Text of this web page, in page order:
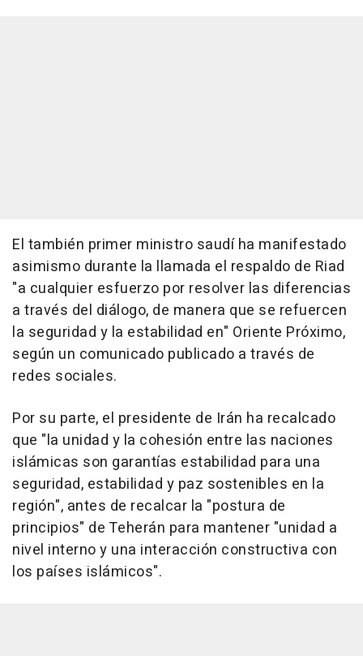
El también primer ministro saudí ha manifestado
asimismo durante la llamada el respaldo de Riad
"a cualquier esfuerzo por resolver las diferencias
a través del diálogo, de manera que se refuercen
la seguridad y la estabilidad en" Oriente Próximo,
según un comunicado publicado a través de
redes sociales.
Por su parte, el presidente de Irán ha recalcado
que "la unidad y la cohesión entre las naciones
islámicas son garantías estabilidad para una
seguridad, estabilidad y paz sostenibles en la
región", antes de recalcar la "postura de
principios" de Teherán para mantener "unidad a
nivel interno y una interacción constructiva con
los países islámicos".